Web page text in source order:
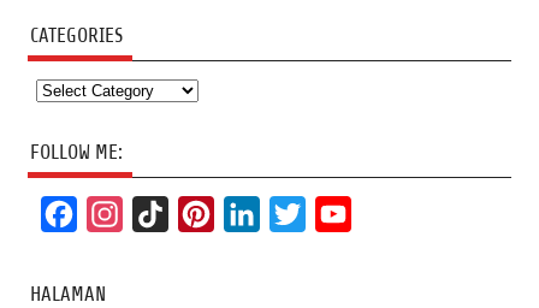
CATEGORIES
Categories
FOLLOW ME:
c
HALAMAN